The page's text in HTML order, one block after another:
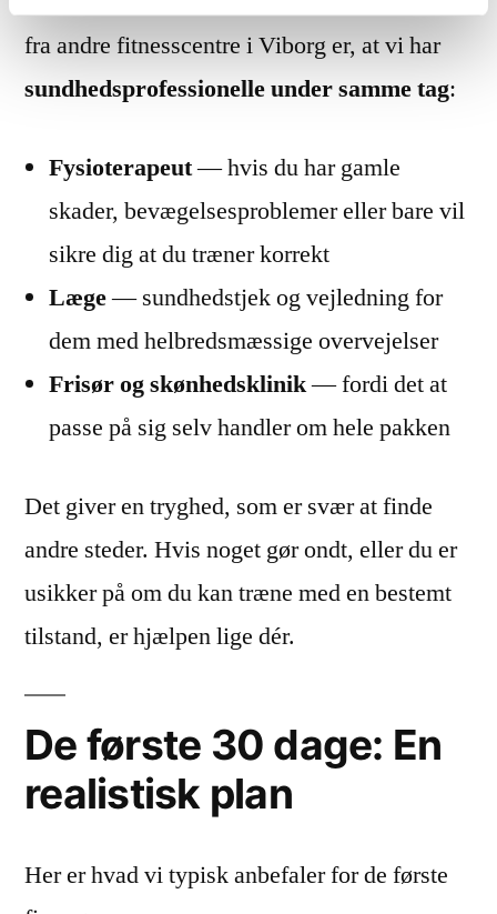
fra andre fitnesscentre i Viborg er, at vi har
sundhedsprofessionelle under samme tag:
Fysioterapeut— hvis du har gamle
skader, bevægelsesproblemer eller bare vil
sikre dig at du træner korrekt
Læge— sundhedstjek og vejledning for
dem med helbredsmæssige overvejelser
Frisør og skønhedsklinik— fordi det at
passe på sig selv handler om hele pakken
Det giver en tryghed, som er svær at finde
andre steder. Hvis noget gør ondt, eller du er
usikker på om du kan træne med en bestemt
tilstand, er hjælpen lige dér.
De første 30 dage: En
realistisk plan
Her er hvad vi typisk anbefaler for de første